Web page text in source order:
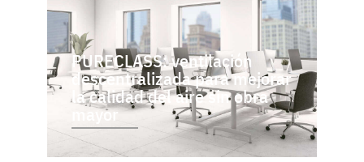
PURECLASS: ventilación
descentralizada para mejorar
la calidad del aire sin obra
mayor